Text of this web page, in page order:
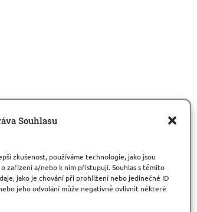
Souhlasu
zkušenost, používáme technologie, jako jsou
zařízení a/nebo k nim přistupují. Souhlas s těmito
jako je chování při prohlížení nebo jedinečné ID
jeho odvolání může negativně ovlivnit některé